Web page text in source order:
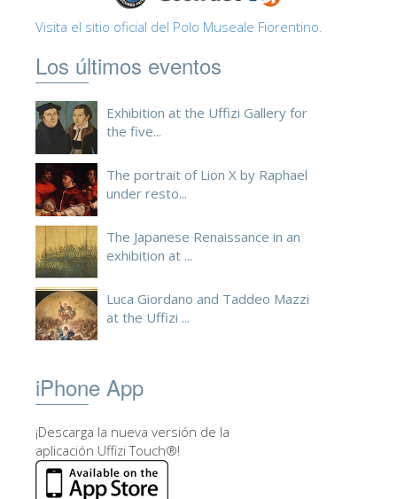
Visita el sitio oficial del Polo Museale Fiorentino.
Los últimos eventos
Exhibition at the Uffizi Gallery for
the five...
The portrait of Lion X by Raphael
under resto...
The Japanese Renaissance in an
exhibition at ...
Luca Giordano and Taddeo Mazzi
at the Uffizi ...
iPhone App
¡Descarga la nueva versión de la
aplicación Uffizi Touch®!